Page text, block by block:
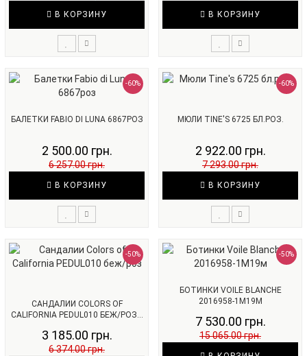
В КОРЗИНУ В КОРЗИНУ
-60%
БАЛЕТКИ FABIO DI LUNA 6867РОЗ
2 500.00 грн.
6 257.00 грн.
В КОРЗИНУ
-60%
МЮЛИ TINE'S 6725 БЛ.РОЗ.
2 922.00 грн.
7 293.00 грн.
В КОРЗИНУ
-50%
САНДАЛИИ COLORS OF
CALIFORNIA PEDUL010 БЕЖ/РОЗ...
3 185.00 грн.
6 374.00 грн.
-50%
БОТИНКИ VOILE BLANCHE
2016958-1M19М
7 530.00 грн.
15 065.00 грн.